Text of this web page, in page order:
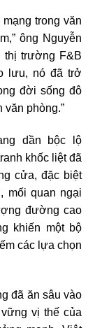
trong văn
ông Nguyễn
thị trường F&B
lưu, nó đã trở
đời sống đô
phòng.”
dần bộc lộ
khốc liệt đã
cửa, đặc biệt
mối quan ngại
đường cao
khiến một bộ
các lựa chọn
đã ăn sâu vào
vị thế của